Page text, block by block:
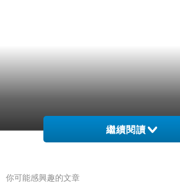
繼續閱讀
你可能感興趣的文章